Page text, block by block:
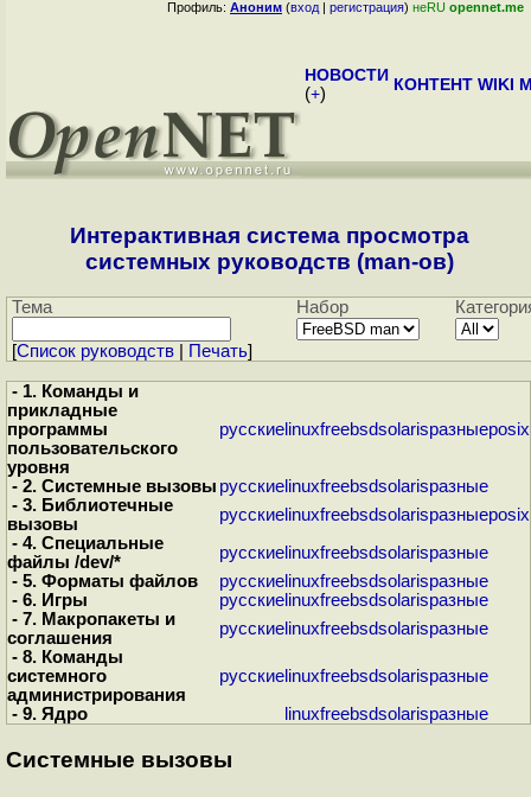
Профиль: Аноним (вход | регистрация) неRU opennet.me
НОВОСТИ
(+) КОНТЕНТ WIKI
Интерактивная система просмотра
системных руководств (man-ов)
Тема Набор
[Cписок руководств Печать]
- 1. Команды и
прикладные
программы
пользовательского
уровня
русские linuxfreebsdsolarisразныеposix
- 2. Системные вызовы русские linuxfreebsdsolarisразные
- 3. Библиотечные
вызовы
русские linuxfreebsdsolarisразныеposix
- 4. Специальные
файлы /dev/*
русские linuxfreebsdsolarisразные
- 5. Форматы файлов
русские linuxfreebsdsolarisразные
- 6. Игры
русские linuxfreebsdsolarisразные
- 7. Макропакеты и
соглашения
русские linuxfreebsdsolarisразные
- 8. Команды
системного
администрирования
русские linuxfreebsdsolarisразные
- 9. Ядро
linuxfreebsdsolarisразные
Системные вызовы